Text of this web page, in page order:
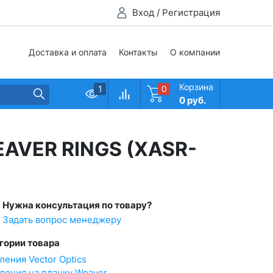
Вход / Регистрация
Доставка и оплата Контакты О компании
1 0 Корзина
0 руб.
RINGS (XASR-
Нужна консультация по товару?
Задать вопрос менеджеру
товара
Vector Optics